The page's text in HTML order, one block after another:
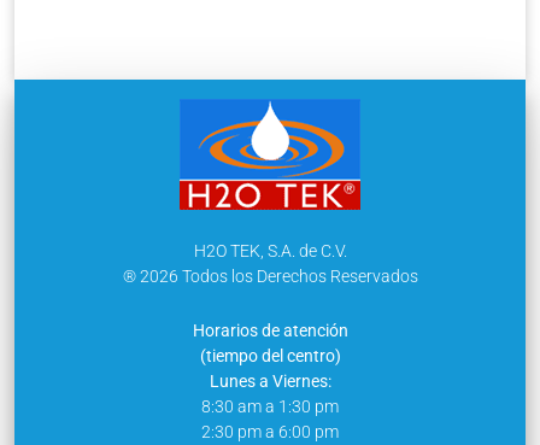
H2O TEK, S.A. de C.V.
® 2026 Todos los Derechos Reservados
Horarios de atención
(tiempo del centro)
Lunes a Viernes:
8:30 am a 1:30 pm
2:30 pm a 6:00 pm